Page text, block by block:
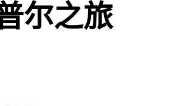
尔之旅